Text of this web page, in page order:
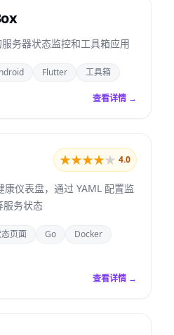
务器状态监控和工具箱应用
Flutter 工具箱
查看详情 →
★★★★★ 4.0
仪表盘，通过 YAML 配置监
服务状态
页面 Go
Docker
查看详情 →